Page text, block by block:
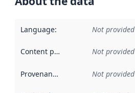
Language: Not provided
Content providers Not provided
Provenance Not provided